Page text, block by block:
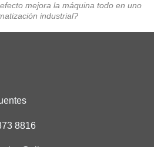
efecto mejora la máquina todo en uno
industrial?
8816